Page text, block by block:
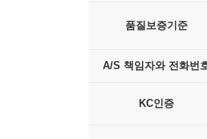
품질보증기준
A/S 책임자와 전화번
KC인증